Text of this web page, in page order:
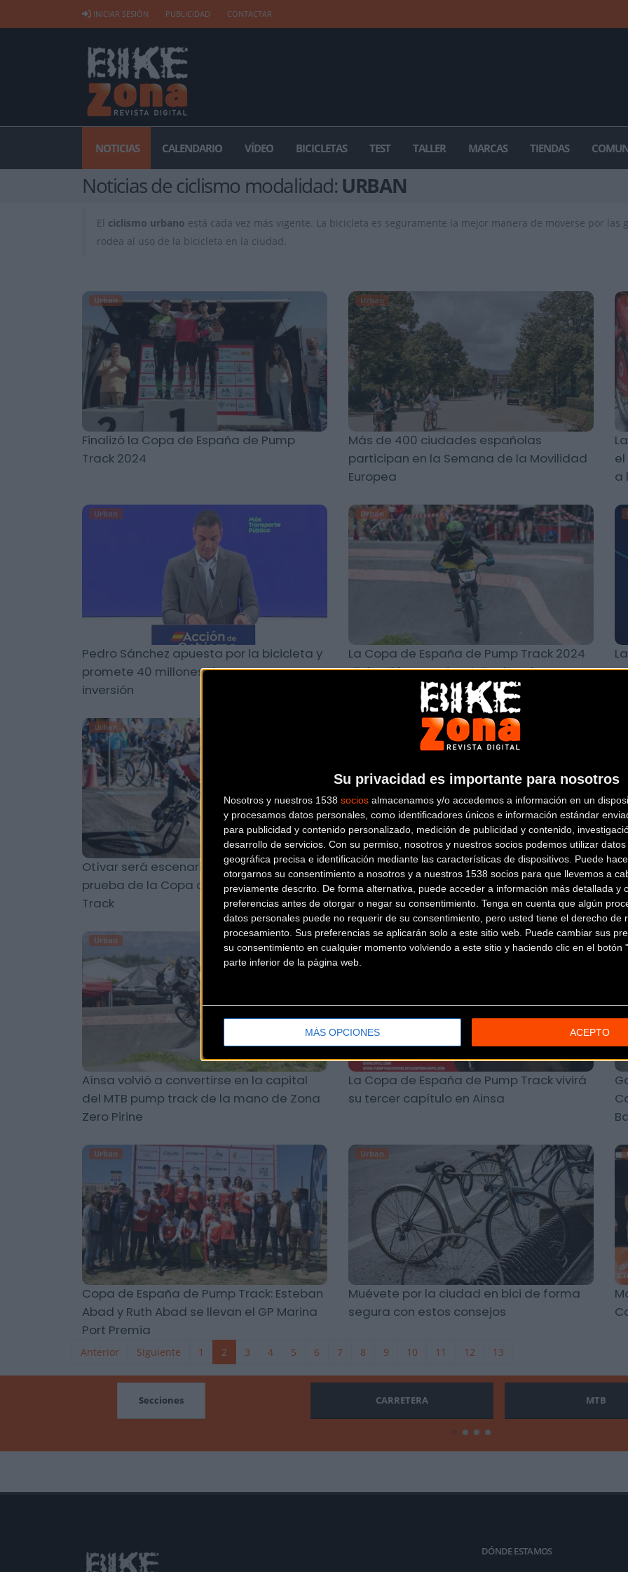
Su privacidad es importante para nosotros
Nosotros y nuestros 1538 socios almacenamos y/o accedemos a información en un
y procesamos datos personales, como identificadores únicos e información estándar
para publicidad y contenido personalizado, medición de publicidad y contenido,
desarrollo de servicios. Con su permiso, nosotros y nuestros socios podemos utilizar
geográfica precisa e identificación mediante las características de dispositivos. Puede
otorgarnos su consentimiento a nosotros y a nuestros 1538 socios para que llevemos a
previamente descrito. De forma alternativa, puede acceder a información más detallada y
preferencias antes de otorgar o negar su consentimiento. Tenga en cuenta que algún
datos personales puede no requerir de su consentimiento, pero usted tiene el derecho de
procesamiento. Sus preferencias se aplicarán solo a este sitio web. Puede cambiar sus
su consentimiento en cualquier momento volviendo a este sitio y haciendo clic en el botón
parte inferior de la página web.
MÁS OPCIONES ACEPTO
INICIAR SESIÓN PUBLICIDAD CONTACTAR
NOTICIAS CALENDARIO VÍDEO BICICLETAS TEST TALLER MARCAS TIENDAS
Noticias de ciclismo modalidad: URBAN
El ciclismo urbano está cada vez más vigente. La bicicleta es seguramente la mejor manera de moverse por
rodea al uso de la bicicleta en la ciudad.
Urban
Finalizó la Copa de España de Pump
Track 2024
Urban
Más de 400 ciudades españolas
participan en la Semana de la Movilidad
Europea
a
Urban
Pedro Sánchez apuesta por la bicicleta y
promete 40 millones de euros en
inversión
Urban
La Copa de España de Pump Track 2024
dirá adiós en Huércal de Almería
Urban
Otívar será escenario de la penúltima
prueba de la Copa de España de Pump
Track
El Pump Track de Igorre se llenará de
acción para su inauguración este
próximo s
Urban
Aínsa volvió a convertirse en la capital
del MTB pump track de la mano de Zona
Zero Pirine
La Copa de España de Pump Track vivirá
su tercer capítulo en Ainsa
Urban
Copa de España de Pump Track: Esteban
Abad y Ruth Abad se llevan el GP Marina
Port Premia
Urban
Muévete por la ciudad en bici de forma
segura con estos consejos
Anterior Siguiente 1 2 3 4 5 6 7 8 9 10 11 12 13
Secciones CARRETERA MTB
DÓNDE ESTAMOS